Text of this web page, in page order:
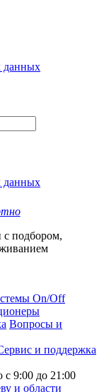
данных
данных
с подбором,
On/Off
Вопросы и
и поддержка
с 9:00 до 21:00
и области